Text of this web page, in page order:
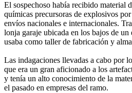
El sospechoso había recibido material
químicas precursoras de explosivos
envíos nacionales e internacionales.
lonja garaje ubicada en los bajos de
usaba como taller de fabricación y
Las indagaciones llevadas a cabo por
que era un gran aficionado a los
y tenía un alto conocimiento de la
el pasado en empresas del ramo.